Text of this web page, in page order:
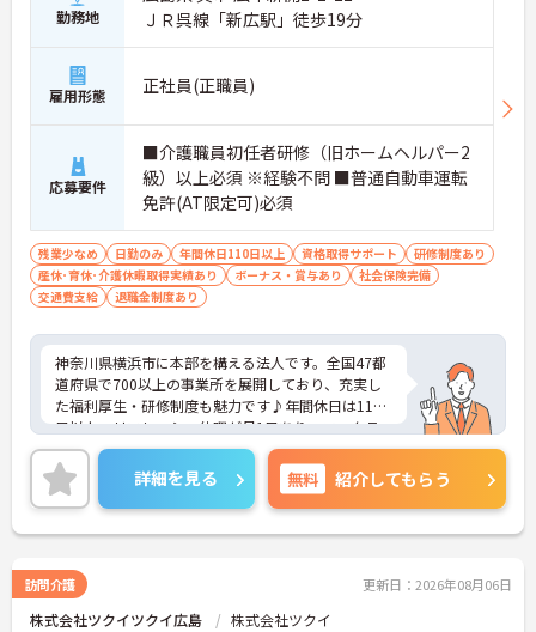
勤務地
ＪＲ呉線「新広駅」徒歩19分
雇用形態 正社員(正職員)
応募要件
■介護職員初任者研修（旧ホームヘルパー2
級）以上必須 ※経験不問 ■普通自動車運転
免許(AT限定可)必須
残業少なめ 日勤のみ 年間休日110日以上 資格取得サポート
研修制度あり
産休･育休･介護休暇取得実績あり
ボーナス・賞与あり
社会保険完備
交通費支給
退職金制度あり
神奈川県横浜市に本部を構える法人です。全国47都
道府県で700以上の事業所を展開しており、充実し
た福利厚生・研修制度も魅力です♪年間休日は110
日以上、リフレッシュ休暇が月1日あり、ワークラ
イフバランスを重視される方にもおすすめです。ご
興味のある方には、面接対策ポイントなど、さらに
詳細をお話しいたしますのでお気軽にご相談くださ
い！
詳細を見る 無料 紹介してもらう
訪問介護 更新日：2026年08月06日
株式会社ツクイツクイ広島 株式会社ツクイ